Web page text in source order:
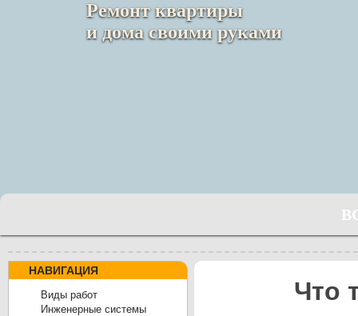
Ремонт квартиры
и дома своими руками
Что
НАВИГАЦИЯ
Виды работ
Инженерные системы